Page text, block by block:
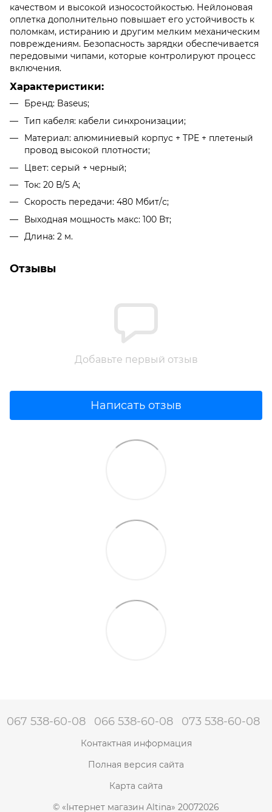
качеством и высокой износостойкостью. Нейлоновая
оплетка дополнительно повышает его устойчивость к
поломкам, истиранию и другим мелким механическим
повреждениям. Безопасность зарядки обеспечивается
передовыми чипами, которые контролируют процесс
включения.
Характеристики:
Бренд: Baseus;
Тип кабеля: кабели синхронизации;
Материал: алюминиевый корпус + TPE + плетеный
провод высокой плотности;
Цвет: серый + черный;
Ток: 20 В/5 А;
Скорость передачи: 480 Мбит/с;
Выходная мощность макс: 100 Вт;
Длина: 2 м.
Отзывы
Добавьте первый отзыв
Написать отзыв
067 538-60-08 066 538-60-08 073 538-60-08
Контактная информация
Полная версия сайта
Карта сайта
© «Інтернет магазин Altina» 20072026